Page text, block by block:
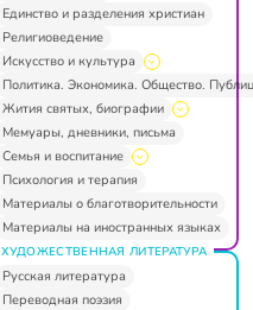
Единство и разделения христиан
Религиоведение
Искусство и культура
Политика. Экономика. Общество.
Жития святых, биографии
Мемуары, дневники, письма
Семья и воспитание
Психология и терапия
Материалы о благотворительности
Материалы на иностранных языках
ХУДОЖЕСТВЕННАЯ ЛИТЕРАТУРА
Русская литература
Переводная поэзия